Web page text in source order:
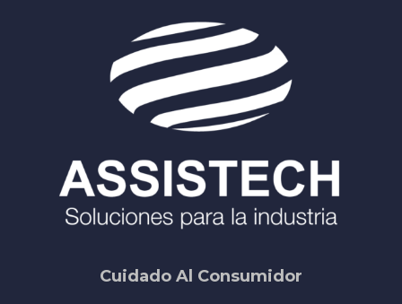
Cuidado Al Consumidor